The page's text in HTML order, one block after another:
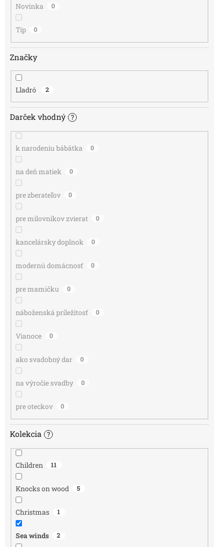
Novinka 0
Tip 0
Značky
Lladró 2
Darček vhodný ?
k narodeniu bábätka 0
na deň matiek 0
pre zberateľov 0
pre milovníkov zvierat 0
kancelársky doplnok 0
modernú domácnosť 0
pre mamičku 0
náboženská príležitosť 0
Vianoce 0
ako svadobný dar 0
na výročie svadby 0
pre oteckov 0
Kolekcia ?
Children 11
Knocks on wood 5
Christmas 1
Sea winds 2